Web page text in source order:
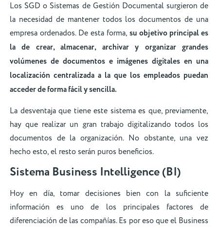
Los SGD o Sistemas de Gestión Documental surgieron de
la necesidad de mantener todos los documentos de una
empresa ordenados. De esta forma, su objetivo principal es
la de crear, almacenar, archivar y organizar grandes
volúmenes de documentos e imágenes digitales en una
localización centralizada a la que los empleados puedan
acceder de forma fácil y sencilla.
La desventaja que tiene este sistema es que, previamente,
hay que realizar un gran trabajo digitalizando todos los
documentos de la organización. No obstante, una vez
hecho esto, el resto serán puros beneficios.
Sistema Business Intelligence (BI)
Hoy en día, tomar decisiones bien con la suficiente
información es uno de los principales factores de
diferenciación de las compañías. Es por eso que el Business